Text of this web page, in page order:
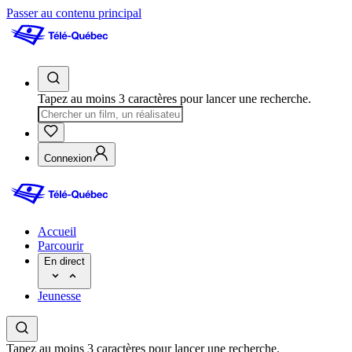
Passer au contenu principal
Tapez au moins 3 caractères pour lancer une recherche.
Connexion
Accueil
Parcourir
En direct
Jeunesse
Tapez au moins 3 caractères pour lancer une recherche.